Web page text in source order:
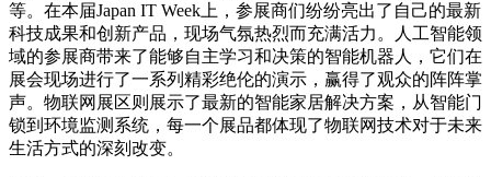
等。在本届Japan IT Week上，参展商们纷纷亮出了自己的最新
科技成果和创新产品，现场气氛热烈而充满活力。人工智能领
域的参展商带来了能够自主学习和决策的智能机器人，它们在
展会现场进行了一系列精彩绝伦的演示，赢得了观众的阵阵掌
声。物联网展区则展示了最新的智能家居解决方案，从智能门
锁到环境监测系统，每一个展品都体现了物联网技术对于未来
生活方式的深刻改变。